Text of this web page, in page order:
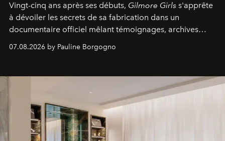
Vingt-cinq ans après ses débuts, Gilmore Girls s'apprête
à dévoiler les secrets de sa fabrication dans un
documentaire officiel mêlant témoignages, archives
inédites et plongée dans les coulisses d'un phénomène
générationnel.
07.08.2026 by Pauline Borgogno